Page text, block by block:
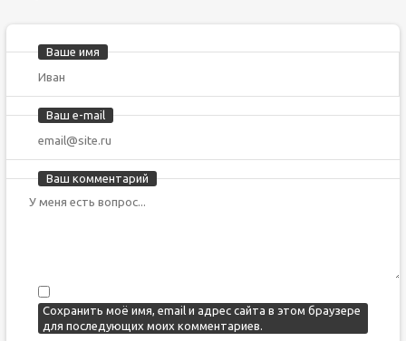
Ваше имя
Ваш e-mail
Ваш комментарий
Сохранить моё имя, email и адрес сайта в этом браузере
для последующих моих комментариев.